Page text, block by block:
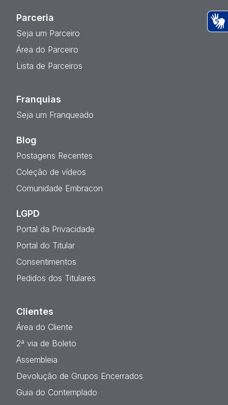
Parceria
Seja um Parceiro
Área do Parceiro
Lista de Parceiros
Franquias
Seja um Franqueado
Blog
Postagens Recentes
Coleção de vídeos
Comunidade Embracon
LGPD
Portal da Privacidade
Portal do Titular
Consentimentos
Pedidos dos Titulares
Clientes
Área do Cliente
2ª via de Boleto
Assembleia
Devolução de Grupos Encerrados
Guia do Contemplado